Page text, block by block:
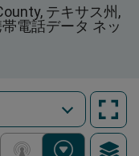
テキサス州,
電話データ ネッ